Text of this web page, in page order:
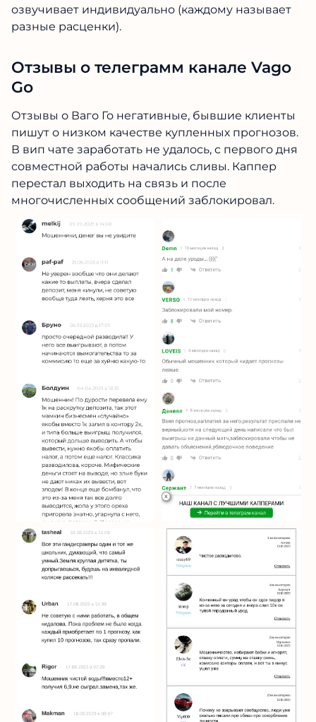
озвучивает индивидуально (каждому называет
разные расценки).
Отзывы о телеграмм канале Vago
Go
Отзывы о Ваго Го негативные, бывшие клиенты
пишут о низком качестве купленных прогнозов.
В вип чате заработать не удалось, с первого дня
совместной работы начались сливы. Каппер
перестал выходить на связь и после
многочисленных сообщений заблокировал.